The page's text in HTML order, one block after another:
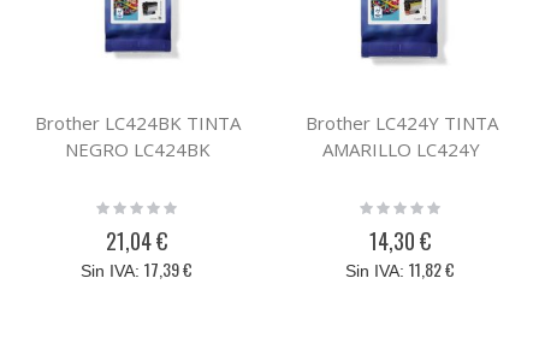
Brother LC424BK TINTA
NEGRO LC424BK
Rating:
21,04 €
17,39 €
Brother LC424Y TINTA
AMARILLO LC424Y
Rating:
14,30 €
11,82 €